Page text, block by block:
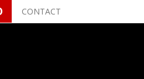
CONTACT